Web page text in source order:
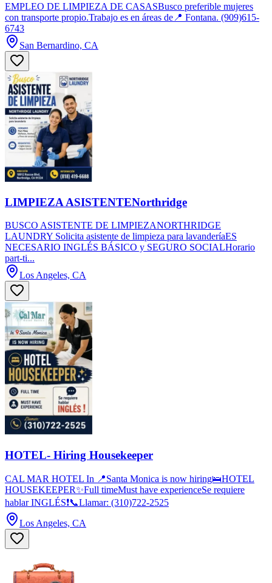
EMPLEO DE LIMPIEZA DE CASASBusco preferible mujeres
con transporte propio.Trabajo es en áreas de📍 Fontana. (909)615-
6743
San Bernardino, CA
LIMPIEZA ASISTENTENorthridge
BUSCO ASISTENTE DE LIMPIEZANORTHRIDGE
LAUNDRY Solicita asistente de limpieza para lavanderíaES
NECESARIO INGLÉS BÁSICO y SEGURO SOCIALHorario
part-ti...
Los Angeles, CA
HOTEL- Hiring Housekeeper
CAL MAR HOTEL In 📍Santa Monica is now hiring🛌HOTEL
HOUSEKEEPER✨Full timeMust have experienceSe requiere
hablar INGLÉS❗📞Llamar: (310)722-2525
Los Angeles, CA